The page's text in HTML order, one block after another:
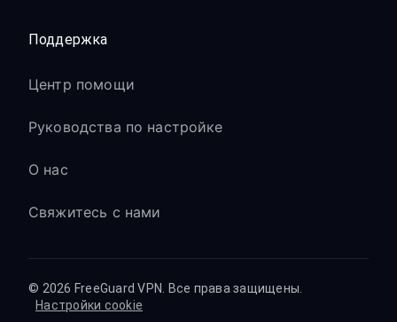
Поддержка
Центр помощи
Руководства по настройке
О нас
Свяжитесь с нами
© 2026 FreeGuard VPN. Все права защищены.
Настройки cookie